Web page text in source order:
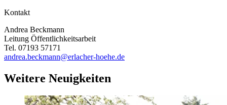
Kontakt
Andrea Beckmann
Leitung Öffentlichkeitsarbeit
Tel. 07193 57171
andrea.beckmann@erlacher-hoehe.de
Weitere Neuigkeiten